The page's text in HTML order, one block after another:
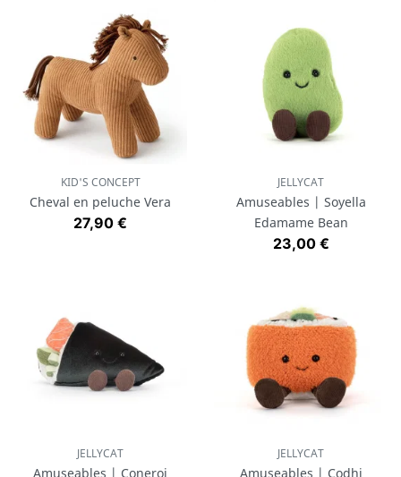
KID'S CONCEPT
Cheval en peluche Vera
Prix
27,90 €
JELLYCAT
Amuseables | Soyella
Edamame Bean
Prix
23,00 €
JELLYCAT
Amuseables | Coneroi
JELLYCAT
Amuseables | Codhi